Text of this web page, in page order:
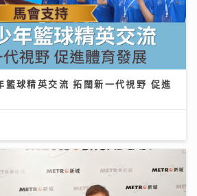
籃球精英交流 拓闊新一代視野 促進